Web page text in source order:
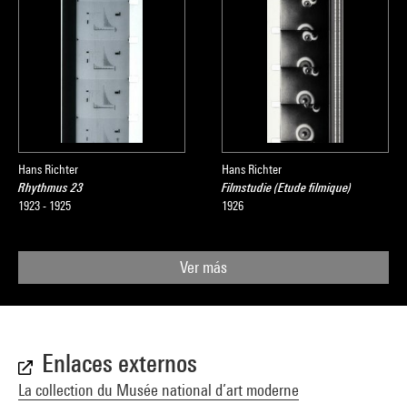
Hans Richter
Rhythmus 23
1923 - 1925
Hans Richter
Filmstudie (Etude filmique)
1926
Ver más
Enlaces externos
La collection du Musée national d’art moderne